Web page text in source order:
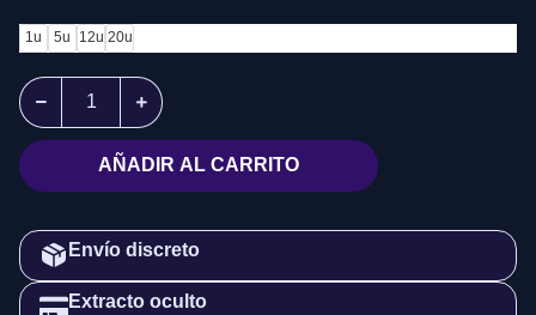
1u 5u 12u 20u
AÑADIR AL CARRITO
Envío discreto
Extracto oculto